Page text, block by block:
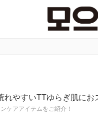
れやすいTTゆらぎ肌に
ケアアイテムをご紹介！